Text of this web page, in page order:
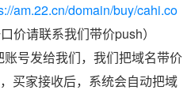
am.22.cn/domain/buy/cahi.co
价请联系我们带价push）
号发给我们，我们把域名带价
买家接收后，系统会自动把域